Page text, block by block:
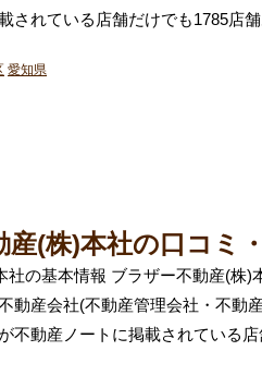
されている店舗だけでも1785店
愛知県
産(株)本社の口コミ
社の基本情報 ブラザー不動産(株)
動産会社(不動産管理会社・不動
不動産ノートに掲載されている